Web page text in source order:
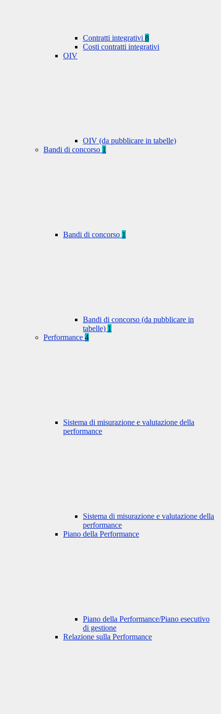
Contratti integrativi 8
Costi contratti integrativi
OIV
OIV (da pubblicare in tabelle)
Bandi di concorso 1
Bandi di concorso 1
Bandi di concorso (da pubblicare in
tabelle) 1
Performance 4
Sistema di misurazione e valutazione della
performance
Sistema di misurazione e valutazione della
performance
Piano della Performance
Piano della Performance/Piano esecutivo
di gestione
Relazione sulla Performance